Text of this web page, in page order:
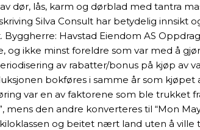
dør, lås, karm og dørblad med tantra
Silva Consult har betydelig
Havstad Eiendom AS
og ikke minst foreldre som var med å
av rabatter/bonus på kjøp
bokføres i samme år som
var en av faktorene som ble trukket
mens den andre konverteres til “Mon
og beitet nært land uten å